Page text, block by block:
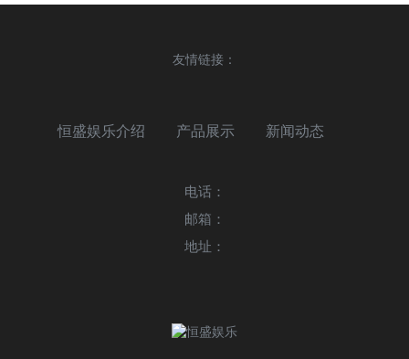
友情链接：
恒盛娱乐介绍 产品展示 新闻动态
电话：
邮箱：
地址：